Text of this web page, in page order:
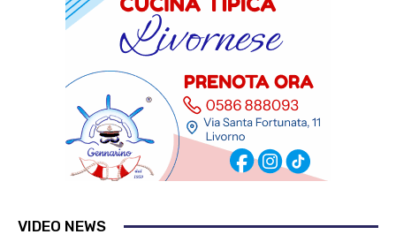
VIDEO NEWS